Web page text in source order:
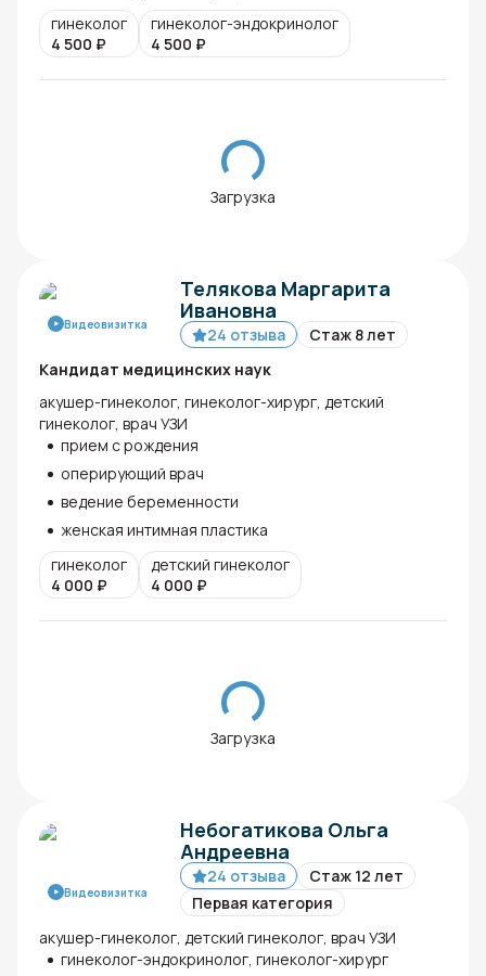
гинеколог
4 500 ₽
гинеколог-эндокринолог
4 500 ₽
Загрузка
Видеовизитка
Телякова Маргарита
Ивановна
24 отзыва
Стаж 8 лет
Кандидат медицинских наук
акушер-гинеколог, гинеколог-хирург, детский
гинеколог, врач УЗИ
прием с рождения
оперирующий врач
ведение беременности
женская интимная пластика
гинеколог
4 000 ₽
детский гинеколог
4 000 ₽
Загрузка
Видеовизитка
Небогатикова Ольга
Андреевна
24 отзыва
Стаж 12 лет
Первая категория
акушер-гинеколог, детский гинеколог, врач УЗИ
гинеколог-эндокринолог, гинеколог-хирург